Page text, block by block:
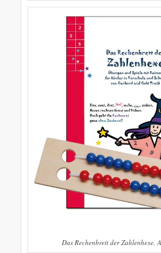
Das Rechenbrett der Zahlenhexe,